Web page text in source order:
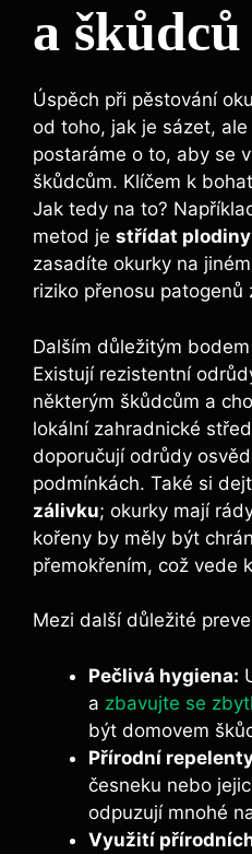
a
Úspěch při⁤ pěstování
od toho, jak je sázet,
‍postaráme o to, ​aby se
škůdcům. Klíčem k
‍Jak tedy na to?
metod je střídat plodiny
zasadíte okurky na
riziko přenosu ​patogenů
Dalším‌ důležitým
Existují rezistentní
některým škůdcům a⁢
lokální zahradnické
doporučují odrůdy
podmínkách. Také si
zálivku; okurky mají
kořeny ⁣by měly být
přemokřením, což vede
Mezi další důležité
Pečlivá hygiena:
a zbavujte se
být domovem
Přírodní​
česneku nebo
odpuzují mnohé
Využití